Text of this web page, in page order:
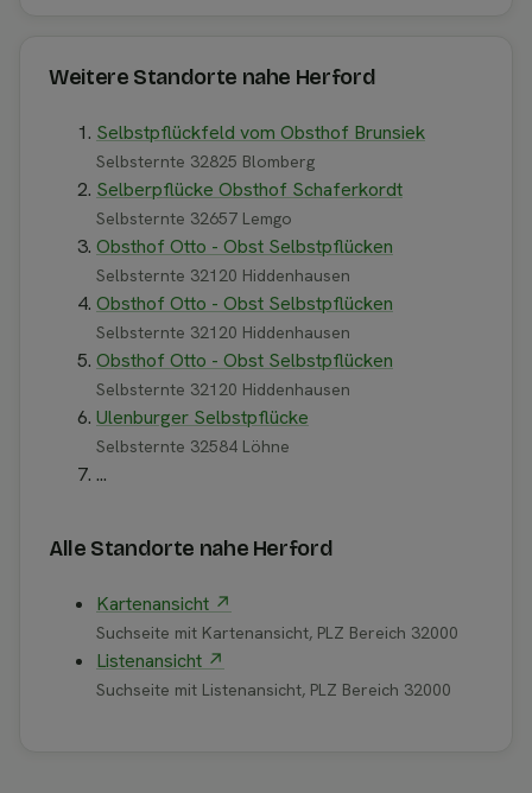
Weitere Standorte nahe Herford
Selbstpflückfeld vom Obsthof Brunsiek
Selbsternte 32825 Blomberg
Selberpflücke Obsthof Schaferkordt
Selbsternte 32657 Lemgo
Obsthof Otto - Obst Selbstpflücken
Selbsternte 32120 Hiddenhausen
Obsthof Otto - Obst Selbstpflücken
Selbsternte 32120 Hiddenhausen
Obsthof Otto - Obst Selbstpflücken
Selbsternte 32120 Hiddenhausen
Ulenburger Selbstpflücke
Selbsternte 32584 Löhne
...
Alle Standorte nahe Herford
Kartenansicht ↗
Suchseite mit Kartenansicht, PLZ Bereich 32000
Listenansicht ↗
Suchseite mit Listenansicht, PLZ Bereich 32000